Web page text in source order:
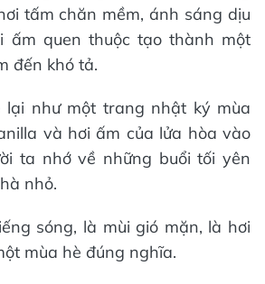
tấm chăn mềm, ánh sáng dịu
ấm quen thuộc tạo thành một
đến khó tả.
lại như một trang nhật ký mùa
và hơi ấm của lửa hòa vào
ta nhớ về những buổi tối yên
nhỏ.
sóng, là mùi gió mặn, là hơi
mùa hè đúng nghĩa.